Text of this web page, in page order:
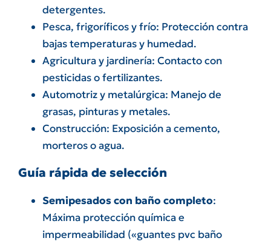
detergentes.
Pesca, frigoríficos y frío: Protección contra
bajas temperaturas y humedad.
Agricultura y jardinería: Contacto con
pesticidas o fertilizantes.
Automotriz y metalúrgica: Manejo de
grasas, pinturas y metales.
Construcción: Exposición a cemento,
morteros o agua.
Guía rápida de selección
Semipesados con baño completo:
Máxima protección química e
impermeabilidad («guantes pvc baño